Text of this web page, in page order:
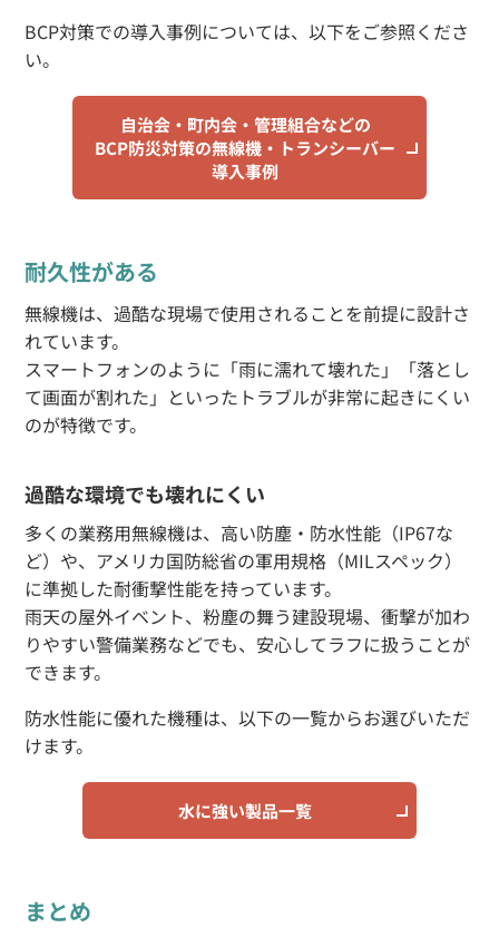
BCP対策での導入事例については、以下をご参照くださ
い。
自治会・町内会・管理組合などの
BCP防災対策の無線機・トランシーバー
導入事例
耐久性がある
無線機は、過酷な現場で使用されることを前提に設計さ
れています。
スマートフォンのように「雨に濡れて壊れた」「落とし
て画面が割れた」といったトラブルが非常に起きにくい
のが特徴です。
過酷な環境でも壊れにくい
多くの業務用無線機は、高い防塵・防水性能（IP67な
ど）や、アメリカ国防総省の軍用規格（MILスペック）
に準拠した耐衝撃性能を持っています。
雨天の屋外イベント、粉塵の舞う建設現場、衝撃が加わ
りやすい警備業務などでも、安心してラフに扱うことが
できます。
防水性能に優れた機種は、以下の一覧からお選びいただ
けます。
水に強い製品一覧
まとめ